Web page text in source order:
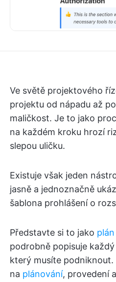
Ve světě projektového
projektu od nápadu až
maličkost. Je to jako
na každém kroku hrozí
slepou uličku.
Existuje však jeden
jasně a jednoznačně
šablona prohlášení o
Představte si to jako
podrobně popisuje
který musíte
na plánování, provedení